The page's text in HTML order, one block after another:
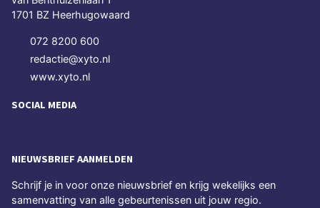
1701 BZ Heerhugowaard
072 8200 600
redactie@xyto.nl
www.xyto.nl
SOCIAL MEDIA
NIEUWSBRIEF AANMELDEN
Schrijf je in voor onze nieuwsbrief en krijg wekelijks een
samenvatting van alle gebeurtenissen uit jouw regio.